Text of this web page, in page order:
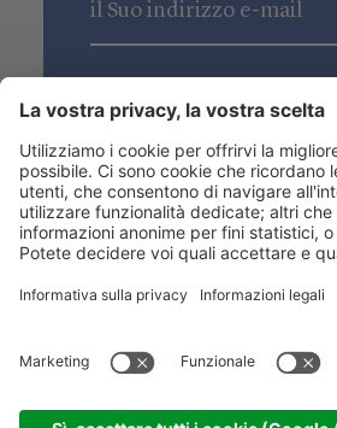
Niederstätter SpA
Sedi
Gamma prodotti
Link utili